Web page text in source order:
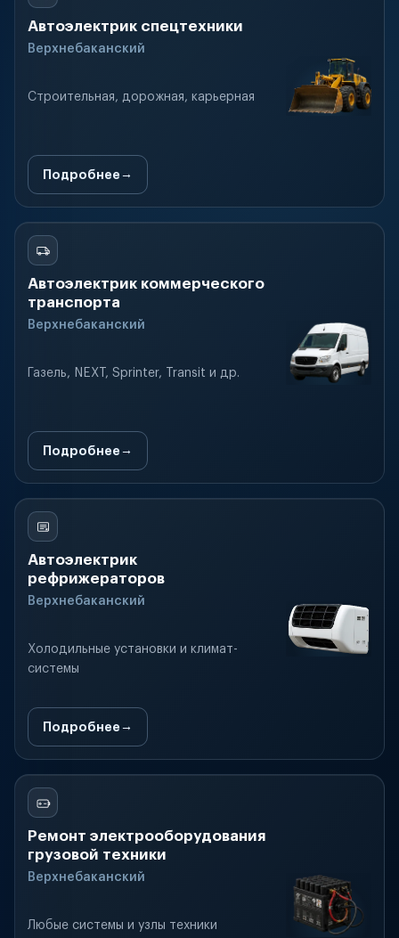
Автоэлектрик спецтехники
Верхнебаканский
Строительная, дорожная, карьерная
Подробнее
Автоэлектрик коммерческого
транспорта
Верхнебаканский
Газель, NEXT, Sprinter, Transit и др.
Подробнее
Автоэлектрик
рефрижераторов
Верхнебаканский
Холодильные установки и климат-
системы
Подробнее
Ремонт электрооборудования
грузовой техники
Верхнебаканский
Любые системы и узлы техники